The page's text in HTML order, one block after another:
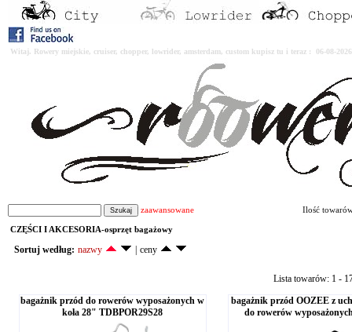
Witaj. Rowery miejskie, cruiser, chopper, lowrider, amsterdam, custom kupisz tu i teraz : 06-08-
zaawansowane Ilość
CZĘŚCI I AKCESORIA-osprzęt bagażowy
Sortuj według: nazwy ceny
Lista towarów: 1 -
bagażnik przód do rowerów wyposażonych w
koła 28" TDBPOR29S28
bagażnik przód OOZEE z
do rowerów